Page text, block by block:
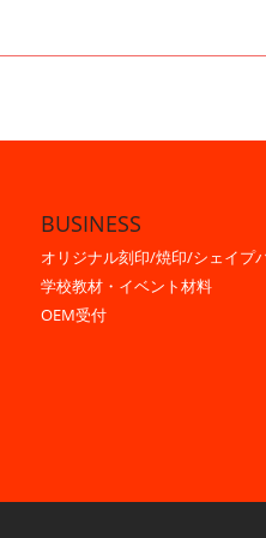
BUSINESS
オリジナル刻印/焼印/シェイプ
学校教材・イベント材料
OEM受付